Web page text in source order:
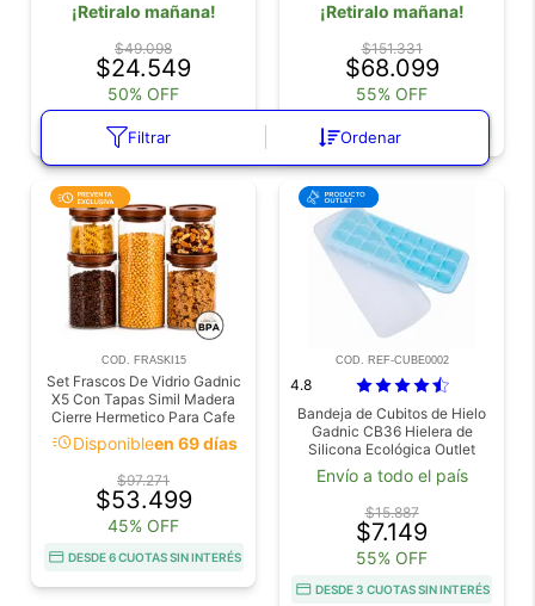
Filtrar Ordenar
¡Retiralo mañana!
$49.098
$24.549
50% OFF
DESDE 6 CUOTAS SIN INTERÉS
¡Retiralo mañana!
$151.331
$68.099
55% OFF
DESDE 6 CUOTAS SIN INTERÉS
COD. FRASKI15
Set Frascos De Vidrio Gadnic
X5 Con Tapas Simil Madera
Cierre Hermetico Para Cafe
Azucar Cereales Y Especias
acuteDisponibleen 69 días
$97.271
$53.499
45% OFF
DESDE 6 CUOTAS SIN INTERÉS
COD. REF-CUBE0002
4.8
Bandeja de Cubitos de Hielo
Gadnic CB36 Hielera de
Silicona Ecológica Outlet
Envío a todo el país
$15.887
$7.149
55% OFF
DESDE 3 CUOTAS SIN INTERÉS